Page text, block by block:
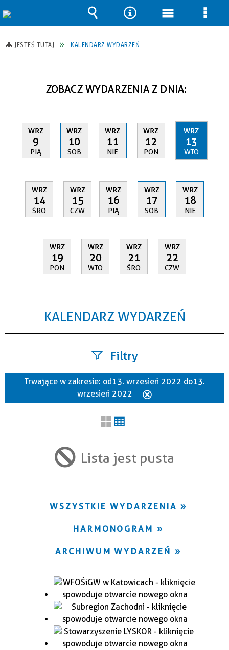
JESTEŚ TUTAJ KALENDARZ WYDARZEŃ
ZOBACZ WYDARZENIA Z DNIA:
WRZ
9
PIĄ
WRZ
10
SOB
WRZ
11
NIE
WRZ
12
PON
WRZ
13
WTO
WRZ
14
ŚRO
WRZ
15
CZW
WRZ
16
PIĄ
WRZ
17
SOB
WRZ
18
NIE
WRZ
19
PON
WRZ
20
WTO
WRZ
21
ŚRO
WRZ
22
CZW
KALENDARZ WYDARZEŃ
Filtry
Szukana fraza
Trwające w zakresie
Trwające w zakresie: od 13. wrzesień 2022 do 13.
wrzesień 2022
Lista jest pusta
WSZYSTKIE WYDARZENIA
HARMONOGRAM
ARCHIWUM WYDARZEŃ
Wyszukiwarka
Narzędzia
Menu Menu